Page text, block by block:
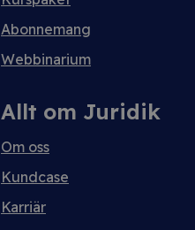
Abonnemang
Webbinarium
Allt om Juridik
Om oss
Kundcase
Karriär